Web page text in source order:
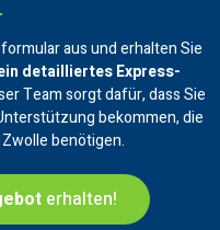
aus und erhalten Sie
detailliertes Express-
Team sorgt dafür, dass Sie
bekommen, die
benötigen.
erhalten!